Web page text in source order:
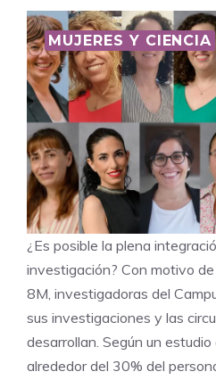
MUJERES Y CIENCIA
¿Es posible la plena
investigación? Con motivo
8M, investigadoras del
sus investigaciones y las
desarrollan. Según un estudio
alrededor del 30% del